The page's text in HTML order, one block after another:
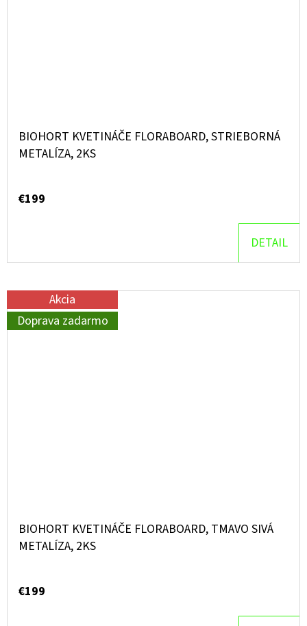
BIOHORT KVETINÁČE FLORABOARD, STRIEBORNÁ
METALÍZA, 2KS
€199
DETAIL
Akcia
Doprava zadarmo
BIOHORT KVETINÁČE FLORABOARD, TMAVO SIVÁ
METALÍZA, 2KS
€199